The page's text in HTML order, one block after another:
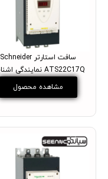
سافت استارتر Schneider
ATS22C17Q نمایندگی اشنایدر
مشاهده محصول